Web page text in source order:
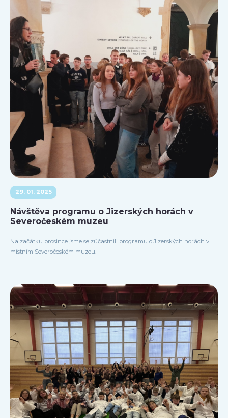
29. 01. 2025
Návštěva programu o Jizerských horách v
Severočeském muzeu
Na začátku prosince jsme se zúčastnili programu o Jizerských horách v
místním Severočeském muzeu.